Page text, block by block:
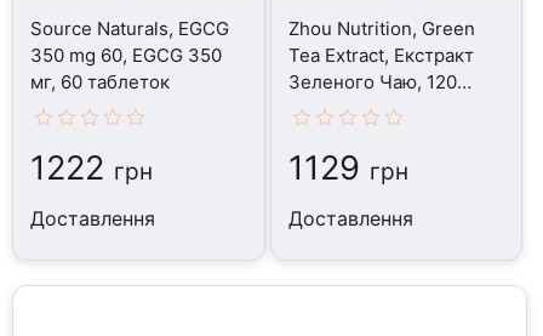
Source Naturals, EGCG
350 mg 60, EGCG 350
мг, 60 таблеток
1222 грн
Доставлення
Zhou Nutrition, Green
Tea Extract, Екстракт
Зеленого Чаю, 120
капсул
1129 грн
Доставлення